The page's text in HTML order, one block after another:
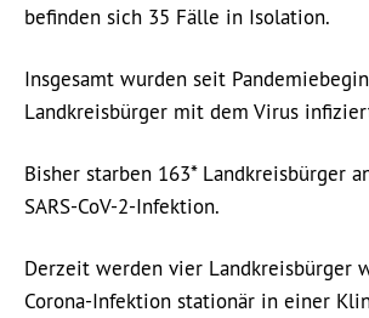
befinden sich 35 Fälle in Isolation.
Insgesamt wurden seit
Landkreisbürger mit dem Virus
Bisher starben 163* Landkreisbürger
SARS-CoV-2-Infektion.
Derzeit werden vier Landkreisbürger
Corona-Infektion stationär in einer